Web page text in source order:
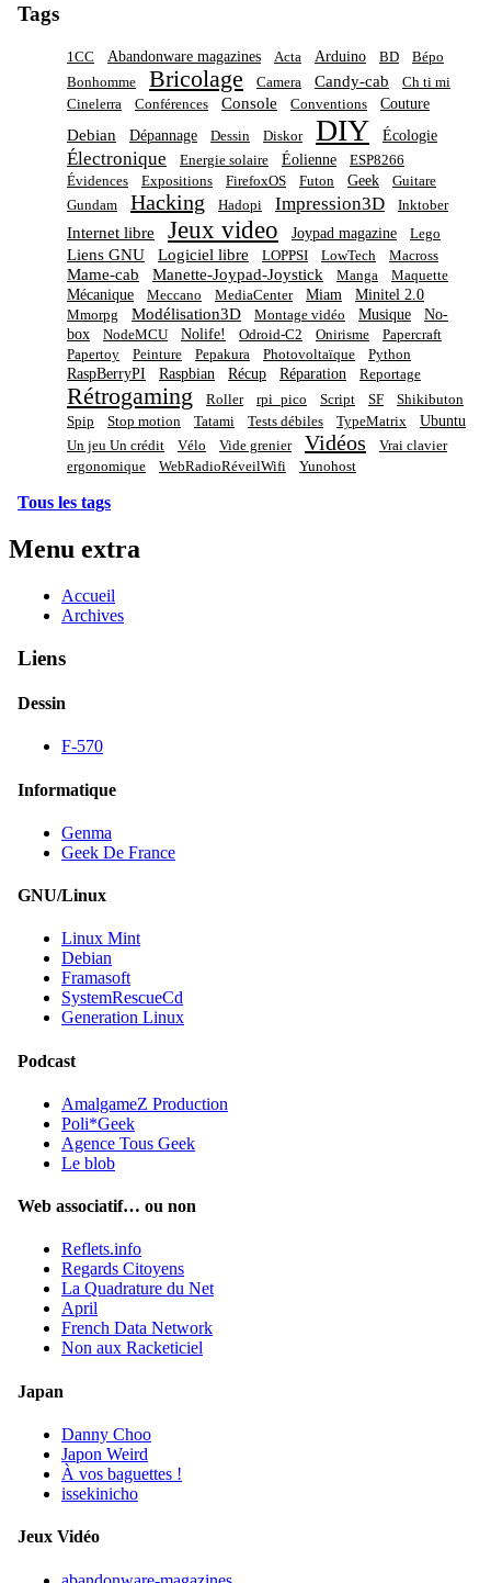
Tags
1CC Abandonware magazines Acta Arduino BD
Bépo
Bonhomme
Bricolage Camera Candy-cab
Ch ti mi
Cinelerra
Conférences Console Conventions Couture
Debian Dépannage Dessin Diskor DIY Écologie
Électronique Energie solaire Éolienne
ESP8266
Évidences
Expositions FirefoxOS Futon Geek
Guitare
Gundam
Hacking Hadopi Impression3D Inktober
Internet libre Jeux video Joypad magazine Lego
Liens GNU Logiciel libre LOPPSI LowTech Macross
Mame-cab Manette-Joypad-Joystick Manga Maquette
Mécanique Meccano MediaCenter Miam Minitel 2.0
Mmorpg Modélisation3D Montage vidéo Musique
No-
box
NodeMCU Nolife! Odroid-C2 Onirisme
Papercraft
Papertoy
Peinture Pepakura Photovoltaïque Python
RaspBerryPI Raspbian Récup Réparation Reportage
Rétrogaming Roller rpi_pico Script SF
Shikibuton
Spip
Stop motion Tatami Tests débiles TypeMatrix Ubuntu
Un jeu Un crédit Vélo Vide grenier Vidéos
Vrai clavier
ergonomique
WebRadioRéveilWifi Yunohost
Tous les tags
Menu extra
Accueil
Archives
Liens
Dessin
F-570
Informatique
Genma
Geek De France
GNU/Linux
Linux Mint
Debian
Framasoft
SystemRescueCd
Generation Linux
Podcast
AmalgameZ Production
Poli*Geek
Agence Tous Geek
Le blob
Web associatif… ou non
Reflets.info
Regards Citoyens
La Quadrature du Net
April
French Data Network
Non aux Racketiciel
Japan
Danny Choo
Japon Weird
À vos baguettes !
issekinicho
Jeux Vidéo